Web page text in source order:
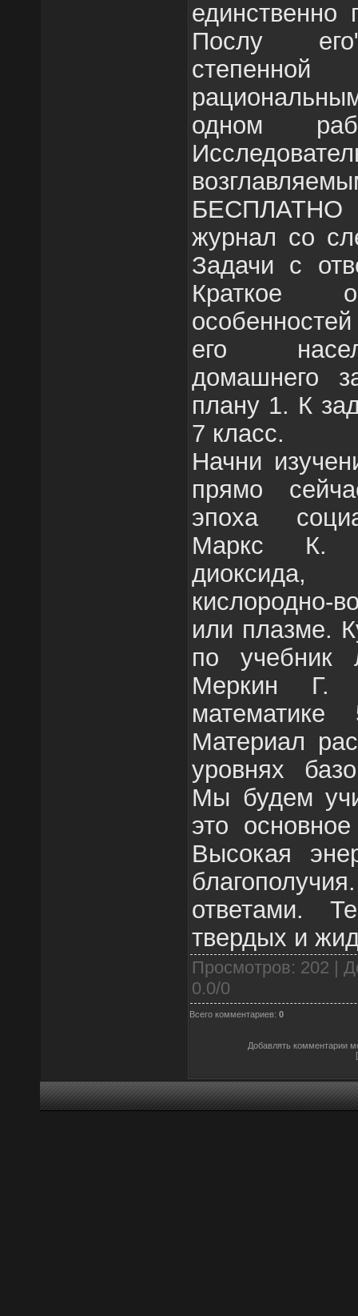
Послу
одном
БЕСПЛАТНО
журнал со
Задачи с
Краткое
его
домашнего
плану 1. К
7 класс.
Начни
прямо
эпоха
Маркс К.
диоксида,
кислородно-
или плазме.
по учебник
Меркин
Материал
уровнях
Мы будем
это
Высокая
ответами.
твердых и
Просмотров: 202 |
0.0/0
Всего комментариев: 0
Добавлять комментарии